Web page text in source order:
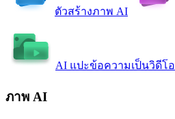
ตัวสร้างภาพ AI
AI แปะข้อความเป็นวิดีโอ
ภาพ AI